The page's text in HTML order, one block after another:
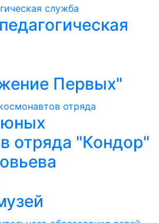
Первых"
юных
отряда "Кондор"